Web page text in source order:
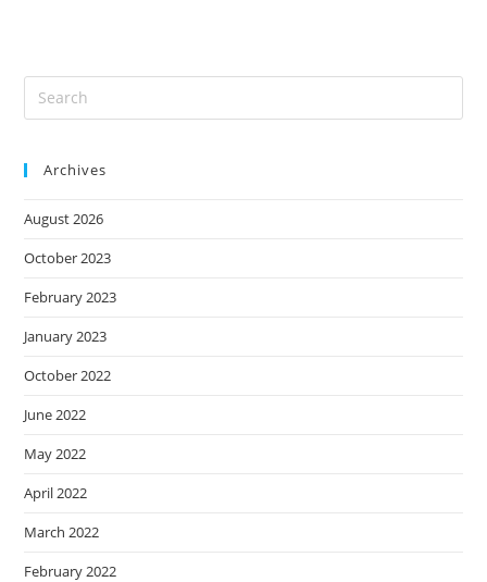
Archives
August 2026
October 2023
February 2023
January 2023
October 2022
June 2022
May 2022
April 2022
March 2022
February 2022